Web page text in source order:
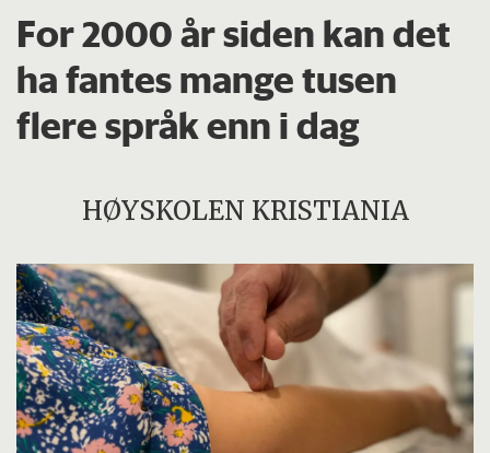
For 2000 år siden kan det
ha fantes mange tusen
flere språk enn i dag
HØYSKOLEN KRISTIANIA